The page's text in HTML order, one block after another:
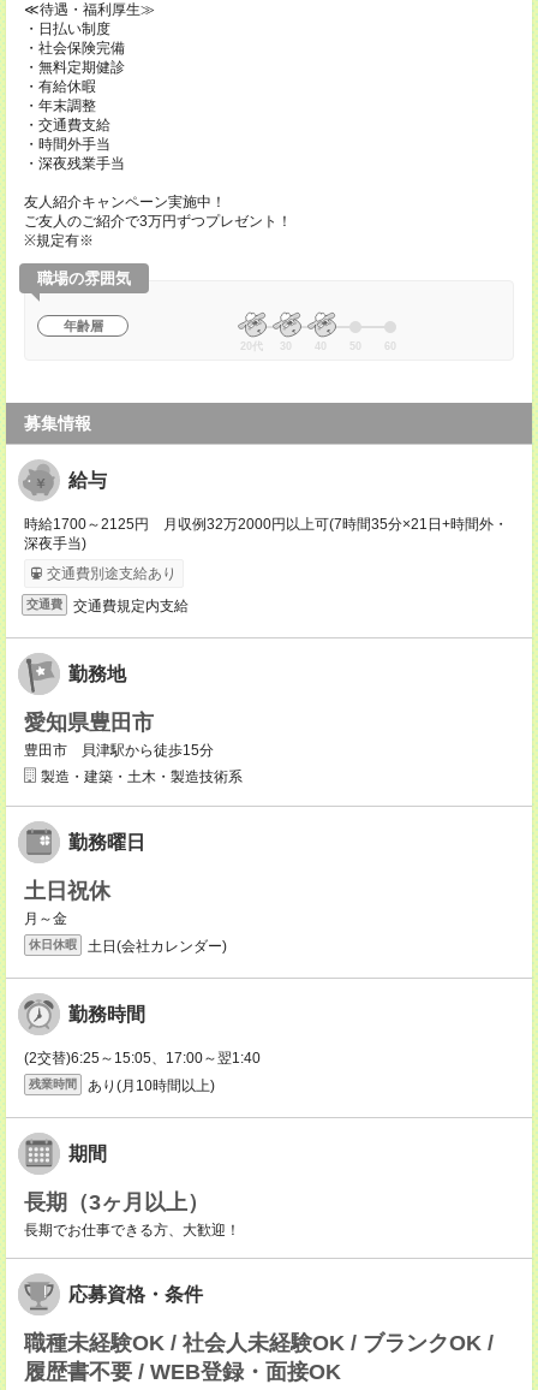
≪待遇・福利厚生≫
・日払い制度
・社会保険完備
・無料定期健診
・有給休暇
・年末調整
・交通費支給
・時間外手当
・深夜残業手当
友人紹介キャンペーン実施中！
ご友人のご紹介で3万円ずつプレゼント！
※規定有※
職場の雰囲気
年齢層
20代 30 40 50 60
募集情報
給与
時給1700～2125円 月収例32万2000円以上可(7時間35分×21日+時間外・
深夜手当)
交通費別途支給あり
交通費 交通費規定内支給
勤務地
愛知県豊田市
豊田市 貝津駅から徒歩15分
製造・建築・土木・製造技術系
勤務曜日
土日祝休
月～金
休日休暇 土日(会社カレンダー)
勤務時間
(2交替)6:25～15:05、17:00～翌1:40
残業時間 あり(月10時間以上)
期間
長期（3ヶ月以上）
長期でお仕事できる方、大歓迎！
応募資格・条件
職種未経験OK / 社会人未経験OK / ブランクOK /
履歴書不要 / WEB登録・面接OK